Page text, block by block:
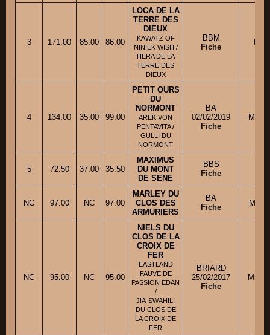
3 171.00 85.00 86.00
LOCA DE LA
TERRE DES
DIEUX
KAWATZ OF
NINIEK WISH /
HERA DE LA
TERRE DES
DIEUX
BBM
Fiche
4 134.00 35.00 99.00
PETIT OURS
DU
NORMONT
AREK VON
PENTAVITA /
GULLI DU
NORMONT
BA
02/02/2019
Fiche
Mme
5 72.50 37.00 35.50
MAXIMUS
DU MONT
DE SENE
BBS
Fiche
NC 97.00 NC 97.00
MARLEY DU
CLOS DES
ARMURIERS
BA
Fiche
M.
NC 95.00 NC 95.00
NIELS DU
CLOS DE LA
CROIX DE
FER
EASTLAND
FAUVE DE
PASSION EDAN
/
JIA-SWAHILI
DU CLOS DE
LA CROIX DE
FER
BRIARD
25/02/2017
Fiche
Mme